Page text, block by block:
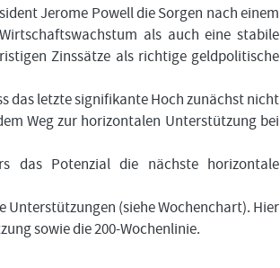
Jerome Powell die Sorgen nach einem
als auch eine stabile
Zinssätze als richtige geldpolitische
das letzte signifikante Hoch zunächst nicht
Weg zur horizontalen Unterstützung bei
das Potenzial die nächste horizontale
Unterstützungen (siehe Wochenchart). Hier
sowie die 200-Wochenlinie.
Passwort
Angemeldet
bleiben
LOGIN
Passwort
vergessen
Programm
unterschiedliche
User-
klicken
Sie
„Formationstrader
und
finden
Sie
FORMATIONSTRADER
WERDEN